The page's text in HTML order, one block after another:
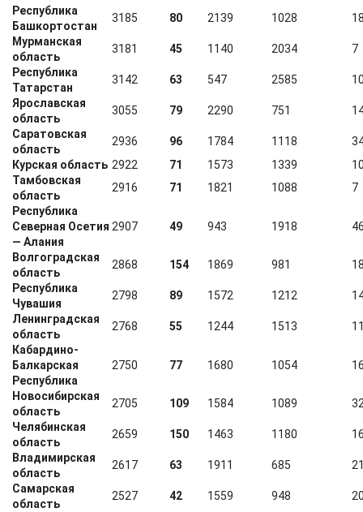
Республика
Башкортостан
3185 80 2139 1028
Мурманская
область
3181 45 1140 2034
7
Республика
Татарстан
3142 63 547 2585
Ярославская
область
3055 79 2290 751
Саратовская
область
2936 96 1784 1118
Курская область 2922 71 1573 1339
Тамбовская
область
2916 71 1821 1088
7
Республика
Северная Осетия
— Алания
2907 49 943 1918
Волгоградская
область
2868 154 1869 981
Республика
Чувашия
2798 89 1572 1212
Ленинградская
область
2768 55 1244 1513
Кабардино-
Балкарская
Республика
2750 77 1680 1054
Новосибирская
область
2705 109 1584 1089
Челябинская
область
2659 150 1463 1180
Владимирская
область
2617 63 1911 685
Самарская
область
2527 42 1559 948